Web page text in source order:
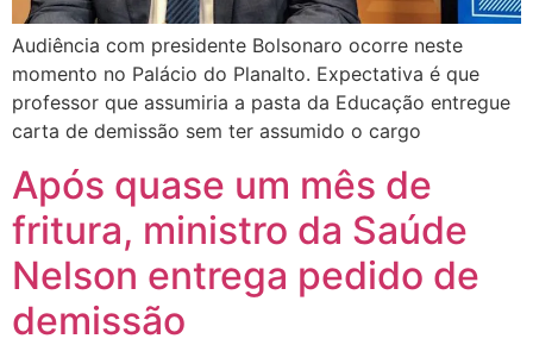
Audiência com presidente Bolsonaro ocorre neste
momento no Palácio do Planalto. Expectativa é que
professor que assumiria a pasta da Educação entregue
carta de demissão sem ter assumido o cargo
Após quase um mês de
fritura, ministro da Saúde
Nelson entrega pedido de
demissão